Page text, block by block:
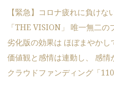
【緊急】コロナ疲れに負け
「THE VISION」 唯一無二の
劣化版の効果は ほぼまやかし
価値観と感情は連動し、 感情
クラウドファンディング「